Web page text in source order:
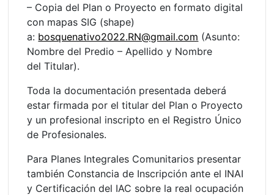
– Copia del Plan o Proyecto en formato digital
con mapas SIG (shape)
a: bosquenativo2022.RN@gmail.com (Asunto:
Nombre del Predio – Apellido y Nombre
del Titular).
Toda la documentación presentada deberá
estar firmada por el titular del Plan o Proyecto
y un profesional inscripto en el Registro Único
de Profesionales.
Para Planes Integrales Comunitarios presentar
también Constancia de Inscripción ante el INAI
y Certificación del IAC sobre la real ocupación